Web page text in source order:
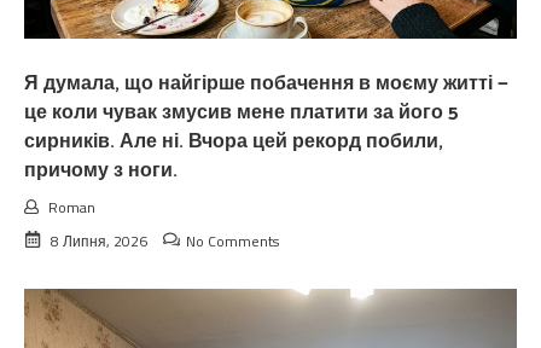
Я думала, що найгірше побачення в моєму житті —
це коли чувак змусив мене платити за його 5
сирників. Але ні. Вчора цей рекорд побили,
причому з ноги.
Roman
8 Липня, 2026
No Comments